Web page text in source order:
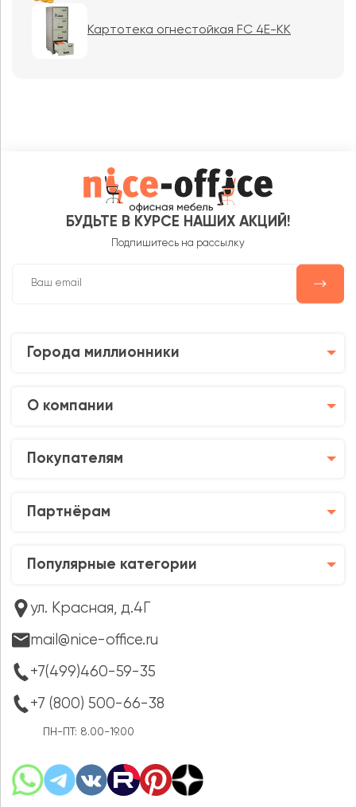
Картотека огнестойкая FC 4E-KK
БУДЬТЕ В КУРСЕ НАШИХ АКЦИЙ!
Подпишитесь на рассылку
Города миллионники
О компании
Покупателям
Партнёрам
Популярные категории
ул. Красная, д.4Г
mail@nice-office.ru
+7(499)460-59-35
+7 (800) 500-66-38
ПН-ПТ: 8.00-19.00